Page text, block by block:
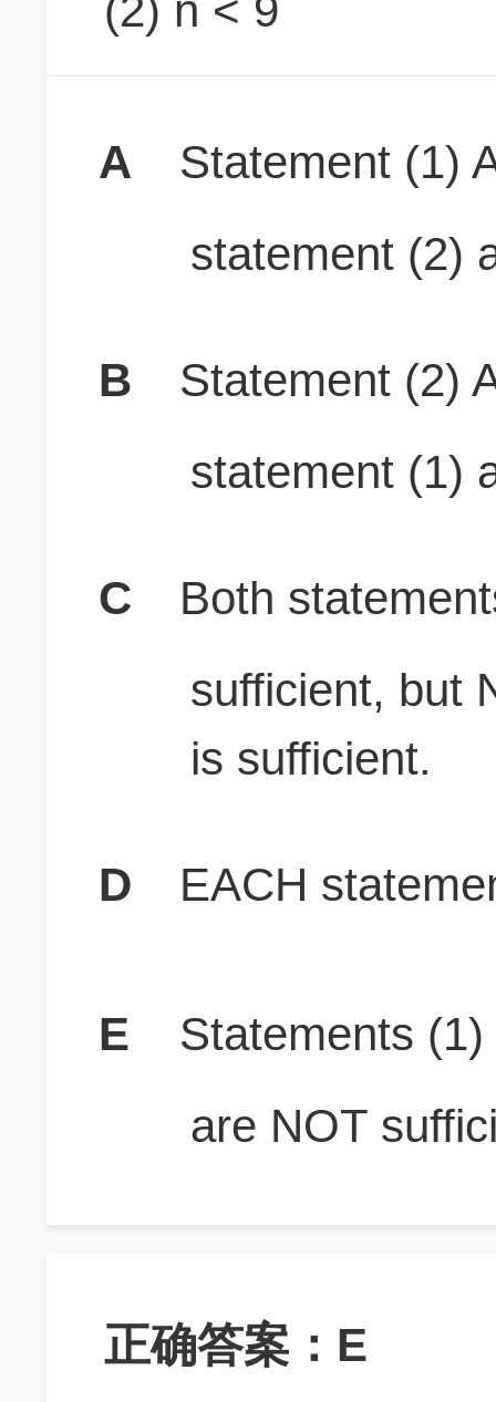
(2) n < 9
A
Statement (1)
statement (2)
B
Statement (2)
statement (1)
C
Both
sufficient, but
is sufficient.
D EACH
E
Statements
are NOT
正确答案：E